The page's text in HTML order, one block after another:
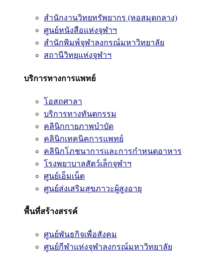
สำนักงานวิทยทรัพยากร (หอสมุดกลาง)
ศูนย์หนังสือแห่งจุฬาฯ
สำนักพิมพ์จุฬาลงกรณ์มหาวิทยาลัย
สถานีวิทยุแห่งจุฬาฯ
บริการทางการแพทย์
โอสถศาลา
บริการทางทันตกรรม
คลินิกกายภาพบำบัด
คลินิกเทคนิคการแพทย์
คลินิกโภชนาการและการกำหนดอาหาร
โรงพยาบาลสัตว์เล็กจุฬาฯ
ศูนย์เอ็มเน็ต
ศูนย์ส่งเสริมสุขภาวะผู้สูงอายุ
พื้นที่สร้างสรรค์
ศูนย์พันธกิจเพื่อสังคม
ศูนย์กีฬาแห่งจุฬาลงกรณ์มหาวิทยาลัย